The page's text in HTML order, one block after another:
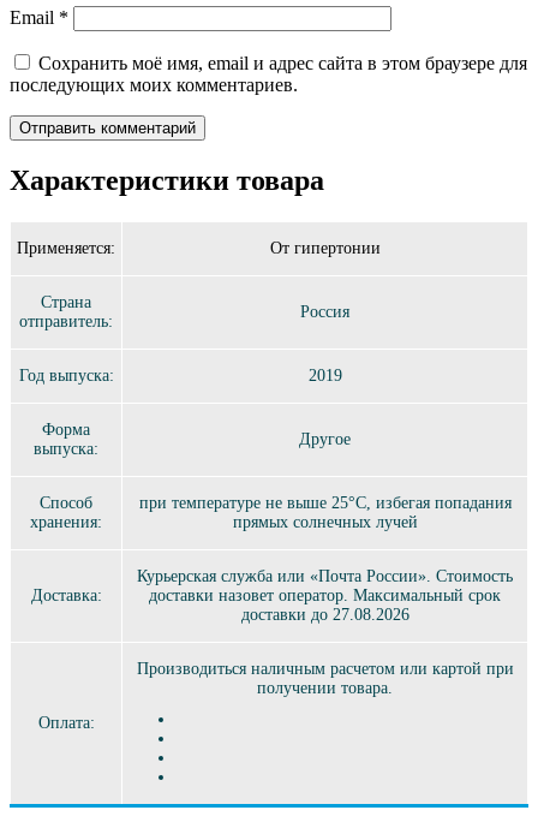
Email *
Сохранить моё имя, email и адрес сайта в этом браузере для
последующих моих комментариев.
Характеристики товара
Применяется: От гипертонии
Страна
отправитель:
Россия
Год выпуска: 2019
Форма
выпуска:
Другое
Способ
хранения:
при температуре не выше 25°C, избегая попадания
прямых солнечных лучей
Доставка:
Курьерская служба или «Почта России». Стоимость
доставки назовет оператор. Максимальный срок
доставки до 27.08.2026
Оплата:
Производиться наличным расчетом или картой при
получении товара.